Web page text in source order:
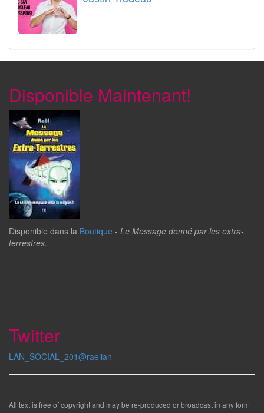
Disponible Maintenant!
Disponible dans la Boutique - Le Message donné par les extra-
terrestres.
Twitter
LAN_SOCIAL_201@raelian
All text is free of copyright and may be re-produced or broadcast in any form